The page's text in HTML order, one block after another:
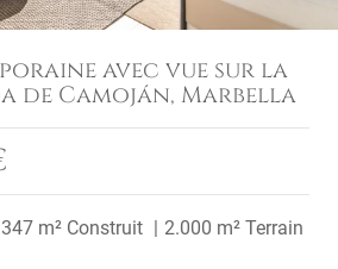
avec vue sur la
de Camoján, Marbella
m² Construit 2.000 m² Terrain